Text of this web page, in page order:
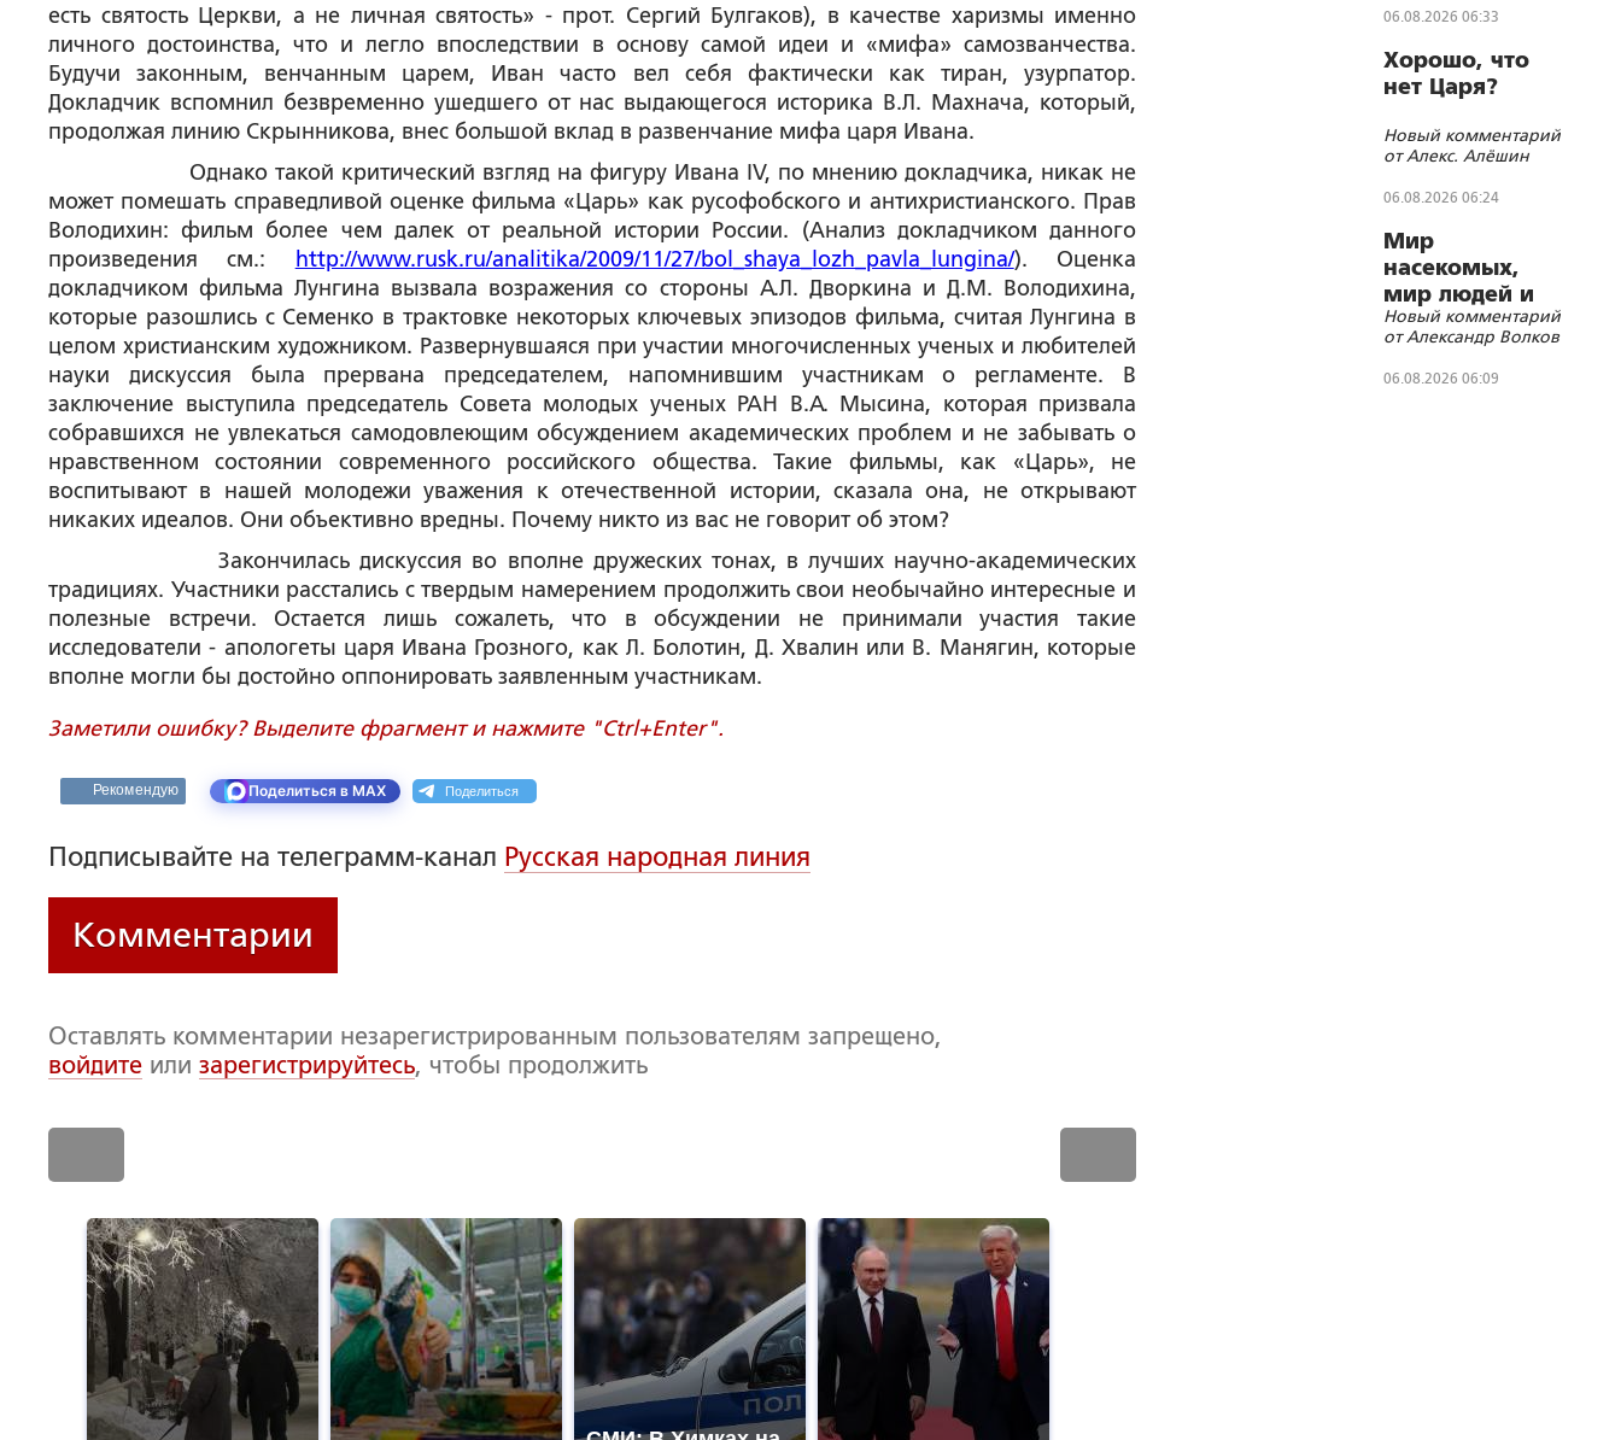
есть святость Церкви, а не личная святость» - прот. Сергий Булгаков), в качестве харизмы именно
личного достоинства, что и легло впоследствии в основу самой идеи и «мифа» самозванчества.
Будучи законным, венчанным царем, Иван часто вел себя фактически как тиран, узурпатор.
Докладчик вспомнил безвременно ушедшего от нас выдающегося историка В.Л. Махнача, который,
продолжая линию Скрынникова, внес большой вклад в развенчание мифа царя Ивана.
Однако такой критический взгляд на фигуру Ивана IV, по мнению докладчика, никак не
может помешать справедливой оценке фильма «Царь» как русофобского и антихристианского. Прав
Володихин: фильм более чем далек от реальной истории России. (Анализ докладчиком данного
произведения см.:
http://www.rusk.ru/analitika/2009/11/27/bol_shaya_lozh_pavla_lungina/). Оценка
докладчиком фильма Лунгина вызвала возражения со стороны А.Л. Дворкина и Д.М. Володихина,
которые разошлись с Семенко в трактовке некоторых ключевых эпизодов фильма, считая Лунгина в
целом христианским художником. Развернувшаяся при участии многочисленных ученых и любителей
науки дискуссия была прервана председателем, напомнившим участникам о регламенте. В
заключение выступила председатель Совета молодых ученых РАН
В.А. Мысина, которая призвала
собравшихся не увлекаться самодовлеющим обсуждением академических проблем и не забывать о
нравственном состоянии современного российского общества. Такие фильмы, как «Царь», не
воспитывают в нашей молодежи уважения к отечественной истории, сказала она, не открывают
никаких идеалов. Они объективно вредны. Почему никто из вас не говорит об этом?
Закончилась дискуссия во вполне дружеских тонах, в лучших научно-академических
традициях. Участники расстались с твердым намерением продолжить свои необычайно интересные и
полезные встречи. Остается лишь сожалеть, что в обсуждении не принимали участия такие
исследователи - апологеты царя Ивана Грозного, как Л. Болотин, Д. Хвалин или В. Манягин, которые
вполне могли бы достойно оппонировать заявленным участникам.
Заметили ошибку? Выделите фрагмент и нажмите "Ctrl+Enter".
Рекомендую Поделиться в MAX Поделиться
Подписывайте на телеграмм-канал Русская народная линия
Комментарии
Оставлять комментарии незарегистрированным пользователям запрещено,
войдите или зарегистрируйтесь, чтобы продолжить
06.08.2026 06:33
Хорошо, что
нет Царя?
Новый комментарий
от Алекс. Алёшин
06.08.2026 06:24
Мир
насекомых,
мир людей и
блуд
Новый комментарий
от Александр Волков
06.08.2026 06:09